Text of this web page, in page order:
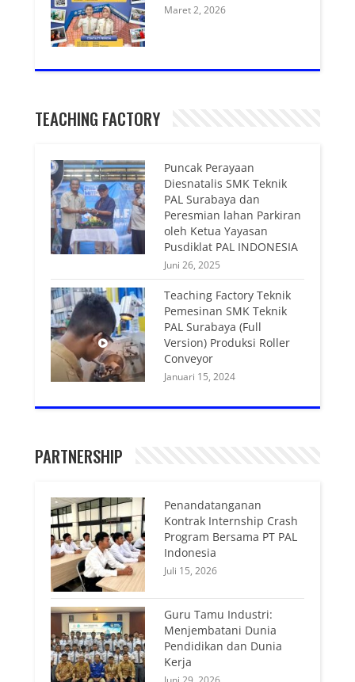
Maret 2, 2026
TEACHING FACTORY
Puncak Perayaan
Diesnatalis SMK Teknik
PAL Surabaya dan
Peresmian lahan Parkiran
oleh Ketua Yayasan
Pusdiklat PAL INDONESIA
Juni 26, 2025
Teaching Factory Teknik
Pemesinan SMK Teknik
PAL Surabaya (Full
Version) Produksi Roller
Conveyor
Januari 15, 2024
PARTNERSHIP
Penandatanganan
Kontrak Internship Crash
Program Bersama PT PAL
Indonesia
Juli 15, 2026
Guru Tamu Industri:
Menjembatani Dunia
Pendidikan dan Dunia
Kerja